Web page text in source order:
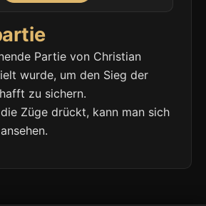
Partie von Christian
wurde, um den Sieg der
zu sichern.
Züge drückt, kann man sich